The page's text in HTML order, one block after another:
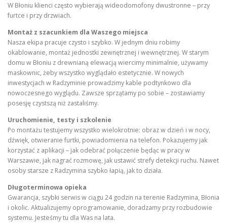
W Błoniu klienci często wybierają wideodomofony dwustronne – przy
furtce i przy drzwiach.
Montaż z szacunkiem dla Waszego miejsca
Nasza ekipa pracuje czysto i szybko. W jednym dniu robimy
okablowanie, montaż jednostki zewnętrznej i wewnętrznej. W starym
domu w Błoniu z drewnianą elewacją wiercimy minimalnie, używamy
maskownic, żeby wszystko wyglądało estetycznie. W nowych
inwestycjach w Radzyminie prowadzimy kable podtynkowo dla
nowoczesnego wyglądu. Zawsze sprzątamy po sobie – zostawiamy
posesję czystszą niż zastaliśmy.
Uruchomienie, testy i szkolenie
Po montażu testujemy wszystko wielokrotnie: obraz w dzień i w nocy,
dźwięk, otwieranie furtki, powiadomienia na telefon. Pokazujemy jak
korzystać z aplikacji – jak odebrać połączenie będąc w pracy w
Warszawie, jak nagrać rozmowę, jak ustawić strefy detekcji ruchu. Nawet
osoby starsze z Radzymina szybko łapią, jak to działa.
Długoterminowa opieka
Gwarancja, szybki serwis w ciągu 24 godzin na terenie Radzymina, Błonia
i okolic. Aktualizujemy oprogramowanie, doradzamy przy rozbudowie
systemu. Jesteśmy tu dla Was na lata.